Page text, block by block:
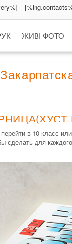
ЖИВІ ФОТО
в 10 класс
сделать для